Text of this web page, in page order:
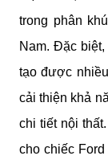
trong phân
Nam. Đặc
tạo được
cải thiện khả
chi tiết nội
cho chiếc